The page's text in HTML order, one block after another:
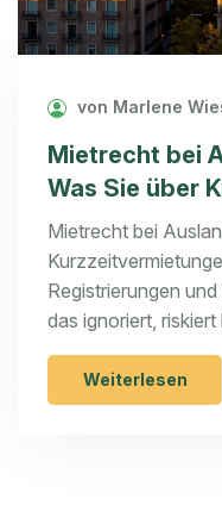
von Marlene
Mietrecht bei
Was Sie über
Lizenzen
Mietrecht bei
Registrierungen
das ignoriert,
Sie, was wirklich gilt
Weiterlesen